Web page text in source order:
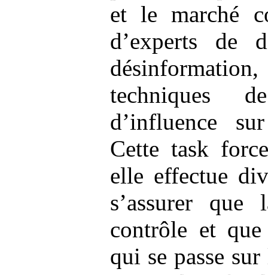
et le marché
d’experts de
techniques
d’influence
Cette task
elle effectue
s’assurer
contrôle et
qui se passe